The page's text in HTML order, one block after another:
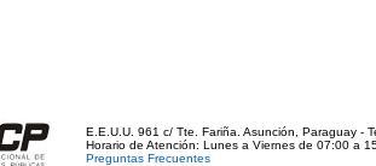
E.E.U.U. 961 c/ Tte. Fariña. Asunción, Paraguay -
Horario de Atención: Lunes a Viernes de 07:00 a
Preguntas Frecuentes